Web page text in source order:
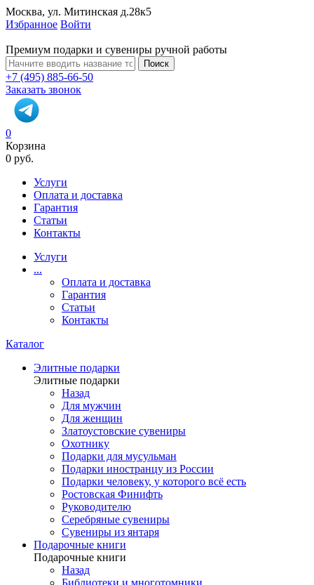
Москва, ул. Митинская д.28к5
Избранное Войти
Премиум подарки и сувениры ручной работы
Поиск
+7 (495) 885-66-50
Заказать звонок
0
Корзина
0 руб.
Услуги
Оплата и доставка
Гарантия
Статьи
Контакты
Услуги
...
Оплата и доставка
Гарантия
Статьи
Контакты
Каталог
Элитные подарки
Элитные подарки
Назад
Для мужчин
Для женщин
Златоустовские сувениры
Охотнику
Подарки для мусульман
Подарки иностранцу из России
Подарки человеку, у которого всё есть
Ростовская Финифть
Руководителю
Серебряные сувениры
Сувениры из янтаря
Подарочные книги
Подарочные книги
Назад
Библиотеки и многотомники